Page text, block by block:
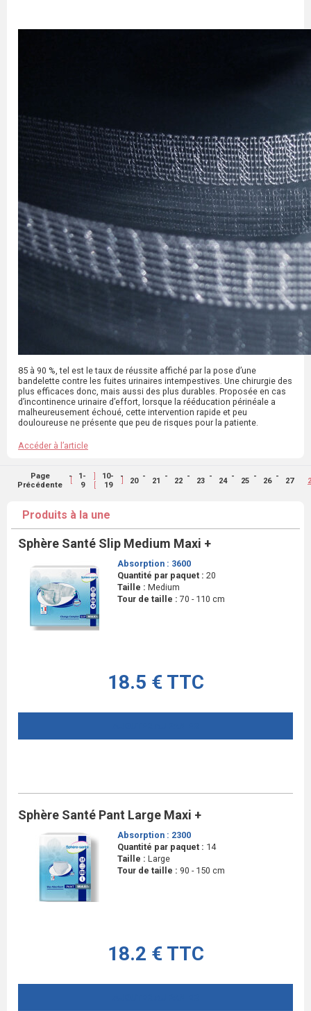
85 à 90 %, tel est le taux de réussite affiché par la pose d’une
bandelette contre les fuites urinaires intempestives. Une chirurgie des
plus efficaces donc, mais aussi des plus durables. Proposée en cas
d’incontinence urinaire d’effort, lorsque la rééducation périnéale a
malheureusement échoué, cette intervention rapide et peu
douloureuse ne présente que peu de risques pour la patiente.
Accéder à l’article
Page
Précédente
[
1-
9
]
[
10-
19
] 20 21 22 23 24 25 26 27
Produits à la une
Sphère Santé Slip Medium Maxi +
Absorption : 3600
Quantité par paquet : 20
Taille : Medium
Tour de taille : 70 - 110 cm
18.5 € TTC
Sphère Santé Pant Large Maxi +
Absorption : 2300
Quantité par paquet : 14
Taille : Large
Tour de taille : 90 - 150 cm
18.2 € TTC